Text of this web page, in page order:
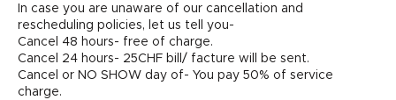
In case you are unaware of our cancellation and
rescheduling policies, let us tell you-
Cancel 48 hours- free of charge.
Cancel 24 hours- 25CHF bill/ facture will be sent.
Cancel or NO SHOW day of- You pay 50% of service
charge.